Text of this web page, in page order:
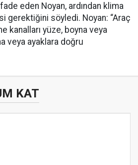
eden Noyan, ardından klima
gerektiğini söyledi. Noyan: “Araç
kanalları yüze, boyna veya
veya ayaklara doğru
KAT